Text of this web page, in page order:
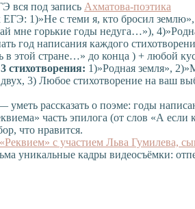
вся под запись Ахматова-поэтика
1)»Не с теми я, кто бросил
мне горькие годы недуга…»),
год написания каждого
в этой стране…» до конца ) + любой
стихотворения: 1)»Родная земля»,
3) Любое стихотворение на ваш
уметь рассказать о поэме: годы
часть эпилога (от слов «А если
что нравится.
с участием Льва Гумилева,
уникальные кадры видеосъёмки: